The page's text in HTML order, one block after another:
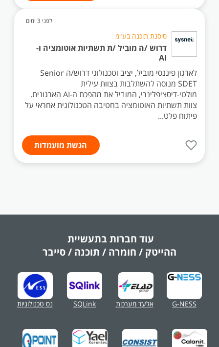
לפני 3 ימים
סיסנת תוכנה בע"מ
דרוש /ה מוביל /ת תשתיות אוטומציה ו-
AI
לארגון פיננסי מוביל, יציב וטכנולוגי דרוש/ה Senior
SDET מנוסה להשתלבות בצוות עילית
מולטי-דיסציפלינרי, המוביל את מהפכת ה-AI הארגונית.
צוות תשתיות האוטומציה בחטיבה הטכנולוגית אחראי על
פיתוח פלט...
הגשת מועמדות
עוד חברות בתעשיית
ההייטק / חומרה / תוכנה / סייבר
G-NESS אלעד מערכות SQLink נס טכנולוגיות